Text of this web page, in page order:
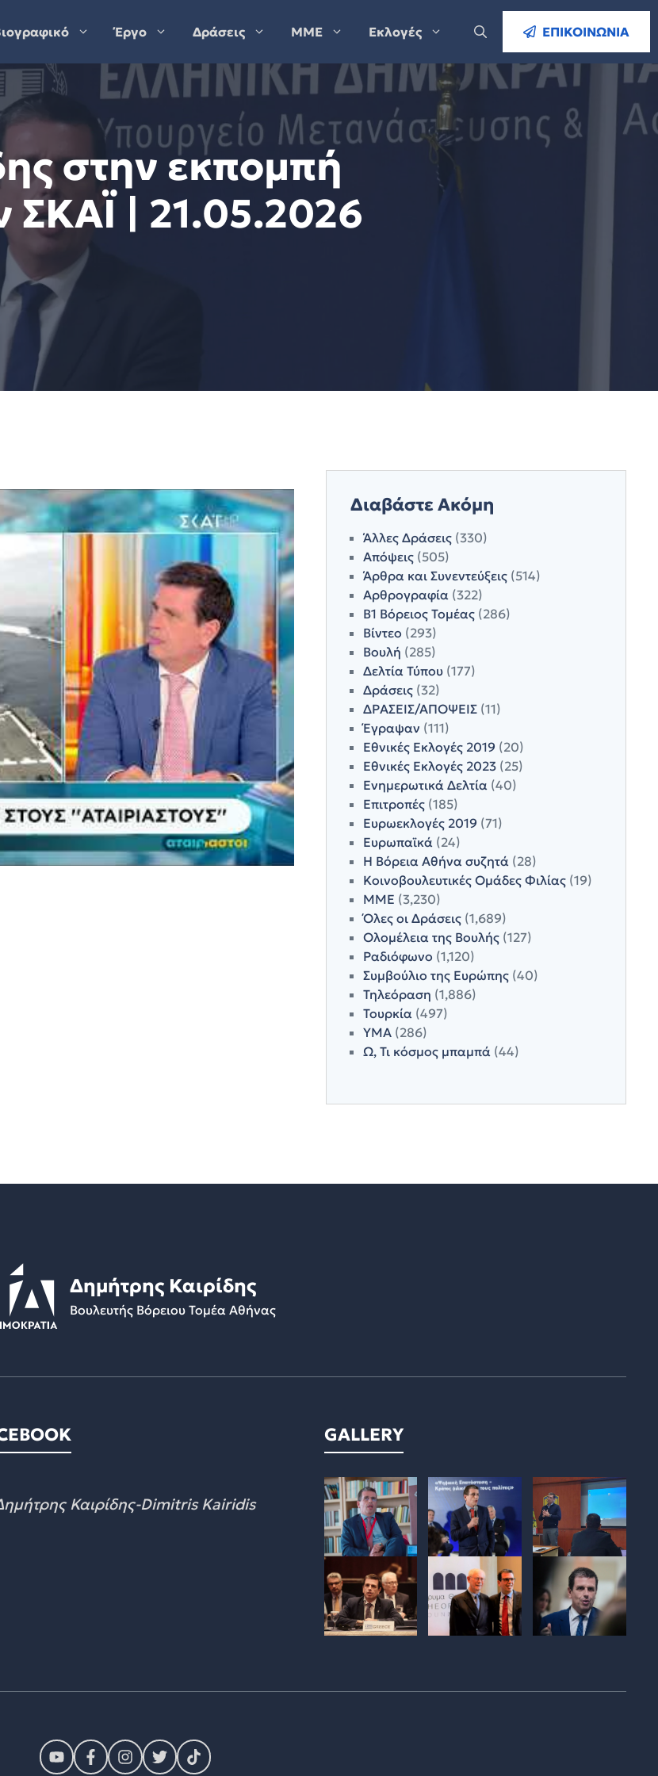
Έργο Δράσεις ΜΜΕ Εκλογές ΕΠΙΚΟΙΝΩΝΙΑ
στην εκπομπή
ΣΚΑΪ | 21.05.2026
Διαβάστε Ακόμη
Άλλες Δράσεις(330)
Απόψεις(505)
Άρθρα και Συνεντεύξεις(514)
Αρθρογραφία(322)
Β1 Βόρειος Τομέας(286)
Βίντεο (293)
Βουλή (285)
Δελτία Τύπου(177)
Δράσεις(32)
ΔΡΑΣΕΙΣ/ΑΠΟΨΕΙΣ(11)
Έγραψαν (111)
Εθνικές Εκλογές 2019 (20)
Εθνικές Εκλογές 2023(25)
Ενημερωτικά Δελτία(40)
Επιτροπές(185)
Ευρωεκλογές 2019 (71)
Ευρωπαϊκά(24)
Η Βόρεια Αθήνα συζητά(28)
Κοινοβουλευτικές Ομάδες Φιλίας(19)
ΜΜΕ (3,230)
Όλες οι Δράσεις(1,689)
Ολομέλεια της Βουλής(127)
Ραδιόφωνο (1,120)
Συμβούλιο της Ευρώπης(40)
Τηλεόραση (1,886)
Τουρκία(497)
ΥΜΑ(286)
Ω, Τι κόσμος μπαμπά(44)
Δημήτρης Καιρίδης
Βουλευτής Βόρειου Τομέα Αθήνας
Καιρίδης-Dimitris Kairidis
GALLERY